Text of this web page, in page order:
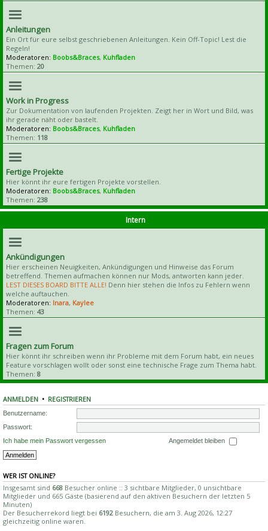
Anleitungen
Ein Ort für eure selbst geschriebenen Anleitungen. Kein Off-Topic! Lest die
Regeln!
Moderatoren: Boobs&Braces, Kuhfladen
Themen: 20
Work in Progress
Zur Dokumentation von laufenden Projekten. Zeigt her in Wort und Bild, was
ihr gerade näht oder bastelt.
Moderatoren: Boobs&Braces, Kuhfladen
Themen: 118
Fertige Projekte
Hier könnt ihr eure fertigen Projekte vorstellen.
Moderatoren: Boobs&Braces, Kuhfladen
Themen: 238
Intern
Ankündigungen
Hier erscheinen Neuigkeiten, Ankündigungen und Hinweise das Forum
betreffend. Themen aufmachen können nur Mods, antworten kann jeder.
LEST DIESES BOARD BITTE ALLE! Denn hier stehen die Infos zu Fehlern wenn
welche auftauchen.
Moderatoren: Inara, Kaylee
Themen: 43
Fragen zum Forum
Hier könnt ihr schreiben wenn ihr Probleme mit dem Forum habt, ein neues
Feature vorschlagen wollt oder sonst eine technische Frage zum Thema habt.
Themen: 8
ANMELDEN • REGISTRIEREN
Benutzername:
Passwort:
Ich habe mein Passwort vergessen
Angemeldet bleiben
WER IST ONLINE?
Insgesamt sind 668 Besucher online :: 3 sichtbare Mitglieder, 0 unsichtbare
Mitglieder und 665 Gäste (basierend auf den aktiven Besuchern der letzten 5
Minuten)
Der Besucherrekord liegt bei 6192 Besuchern, die am 3. Aug 2026, 12:27
gleichzeitig online waren.